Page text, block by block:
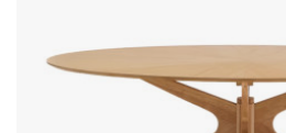
levensduurEen compacte en
diverse maten en kleuren
dagelijks gebruik in veeleisende
Extra slijtvast en krasbestendig.